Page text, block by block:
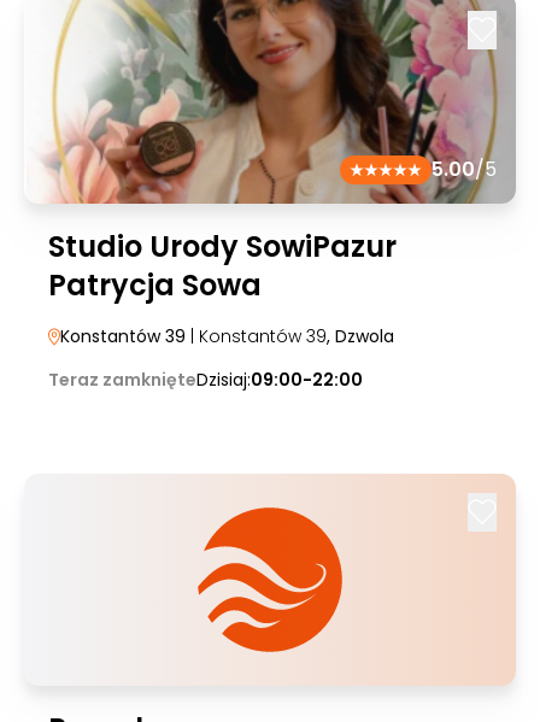
5.00/5
Studio Urody SowiPazur
Patrycja Sowa
Konstantów 39 | Konstantów 39, Dzwola
Teraz zamknięteDzisiaj:09:00-22:00